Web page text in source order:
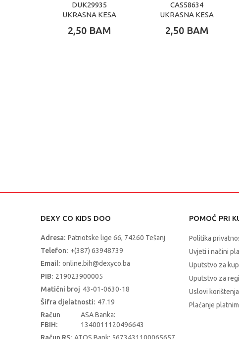
DUK29935
UKRASNA KESA
2,50 BAM
CAS58634
UKRASNA KESA
LARGE
2,50 BAM
DEXY CO KIDS DOO
Adresa: Patriotske lige 66, 74260 Tešanj
Telefon: +(387) 63948739
Email: online.bih@dexyco.ba
PIB: 219023900005
Matični broj 43-01-0630-18
Šifra djelatnosti: 47.19
Račun
FBIH:
ASA Banka:
1340011120496643
POMOĆ PRI
Politika
Uvjeti i načini
Uputstvo za
Uputstvo za
Uslovi
Plaćanje